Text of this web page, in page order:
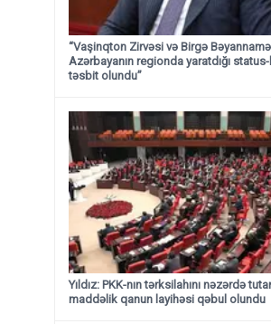
“Vaşinqton Zirvəsi və Birgə
Azərbayanın regionda yaratdığı
təsbit olundu”
Yıldız: PKK-nın tərksilahını nəzərdə
maddəlik qanun layihəsi qəbul olundu ​​​​​​​